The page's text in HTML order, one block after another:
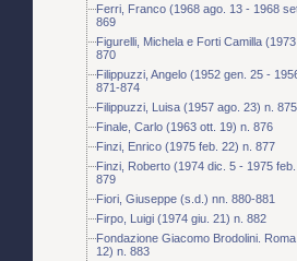
Ferri, Franco (1968 ago. 13 - 1968
869
Figurelli, Michela e Forti Camilla (1973
870
Filippuzzi, Angelo (1952 gen. 25 -
871-874
Filippuzzi, Luisa (1957 ago. 23) n. 875
Finale, Carlo (1963 ott. 19) n. 876
Finzi, Enrico (1975 feb. 22) n. 877
Finzi, Roberto (1974 dic. 5 - 1975
879
Fiori, Giuseppe (s.d.) nn. 880-881
Firpo, Luigi (1974 giu. 21) n. 882
Fondazione Giacomo Brodolini.
12) n. 883